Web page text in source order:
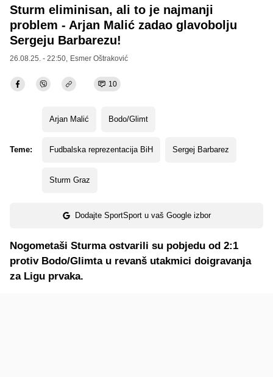
Sturm eliminisan, ali to je najmanji
problem - Arjan Malić zadao glavobolju
Sergeju Barbarezu!
26.08.25. - 22:50, Esmer Oštraković
10
Teme:
Arjan Malić Bodo/Glimt
Fudbalska reprezentacija BiH Sergej Barbarez
Sturm Graz
Dodajte SportSport u vaš Google izbor
Nogometaši Sturma ostvarili su pobjedu od 2:1
protiv Bodo/Glimta u revanš utakmici doigravanja
za Ligu prvaka.